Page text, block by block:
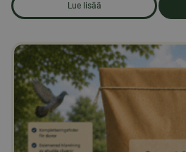
Lue lisää
om produkten Ankanrehu,